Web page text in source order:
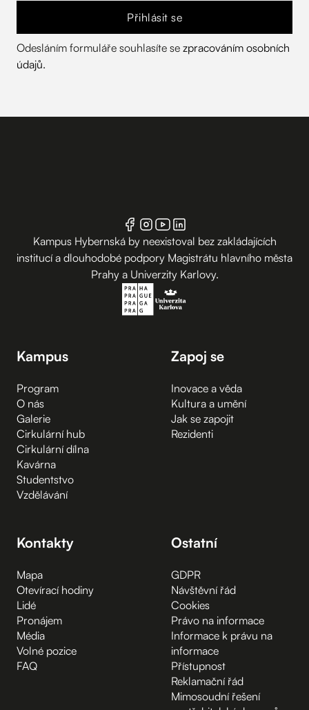
Přihlásit se
Odesláním formuláře souhlasíte se zpracováním osobních
údajů.
Kampus Hybernská by neexistoval bez zakládajících
institucí a dlouhodobé podpory Magistrátu hlavního města
Prahy a Univerzity Karlovy.
Kampus
Program
O nás
Galerie
Cirkulární hub
Cirkulární dílna
Kavárna
Studentstvo
Vzdělávání
Zapoj se
Inovace a věda
Kultura a umění
Jak se zapojit
Rezidenti
Kontakty
Mapa
Otevírací hodiny
Lidé
Pronájem
Média
Volné pozice
FAQ
Ostatní
GDPR
Návštěvní řád
Cookies
Právo na informace
Informace k právu na
informace
Přístupnost
Reklamační řád
Mimosoudní řešení